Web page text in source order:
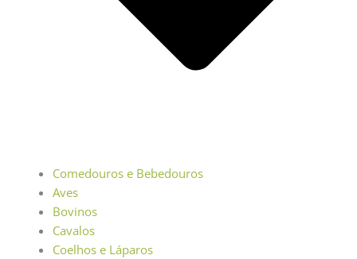
Comedouros e Bebedouros
Aves
Bovinos
Cavalos
Coelhos e Láparos